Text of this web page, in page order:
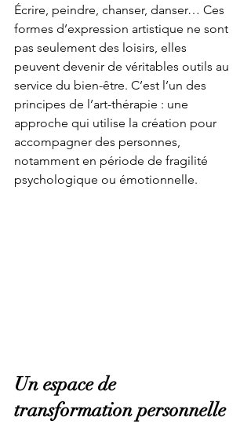
Écrire, peindre, chanser, danser… Ces
formes d’expression artistique ne sont
pas seulement des loisirs, elles
peuvent devenir de véritables outils au
service du bien-être. C’est l’un des
principes de l’art-thérapie : une
approche qui utilise la création pour
accompagner des personnes,
notamment en période de fragilité
psychologique ou émotionnelle.
Un espace de
transformation personnelle